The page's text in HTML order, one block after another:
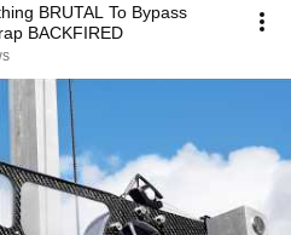
BRUTAL To Bypass
BACKFIRED